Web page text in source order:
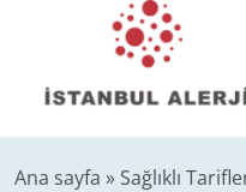
content
Ana sayfa » Sağlıklı